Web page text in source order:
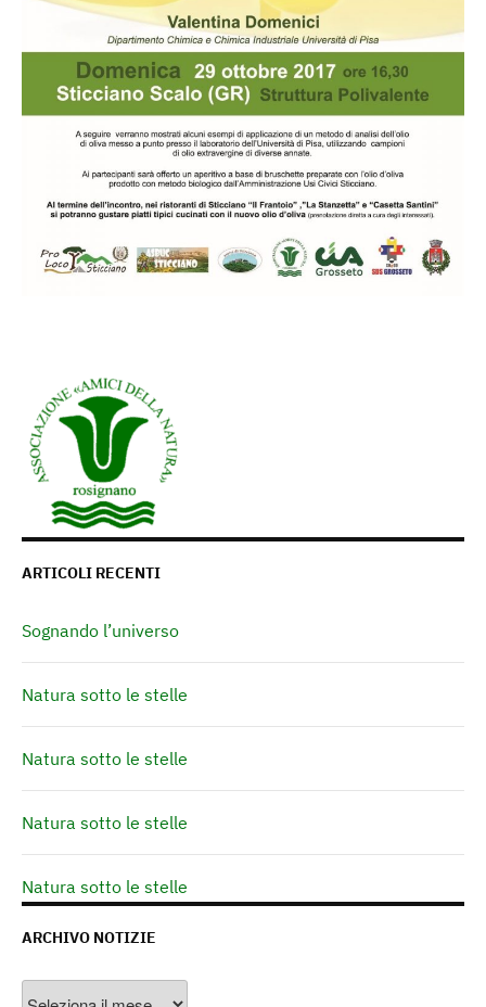
ARTICOLI RECENTI
Sognando l’universo
Natura sotto le stelle
Natura sotto le stelle
Natura sotto le stelle
Natura sotto le stelle
ARCHIVO NOTIZIE